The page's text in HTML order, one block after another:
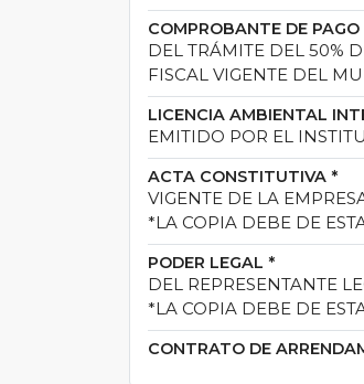
COMPROBANTE DE PAGO
DEL TRÁMITE DEL 50%
FISCAL VIGENTE DEL
LICENCIA AMBIENTAL
EMITIDO POR EL
ACTA CONSTITUTIVA *
VIGENTE DE LA
*LA COPIA DEBE DE
PODER LEGAL *
DEL REPRESENTANTE
*LA COPIA DEBE DE
CONTRATO DE